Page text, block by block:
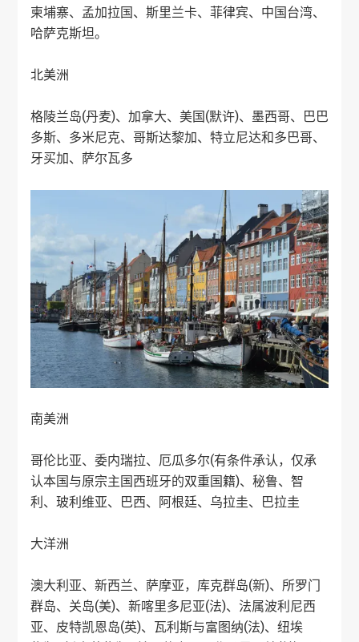
柬埔寨、孟加拉国、斯里兰卡、菲律宾、中国台湾、
哈萨克斯坦。
北美洲
格陵兰岛(丹麦)、加拿大、美国(默许)、墨西哥、巴巴
多斯、 多米尼克、哥斯达黎加、特立尼达和多巴哥、
牙买加、萨尔瓦多
南美洲
哥伦比亚、委内瑞拉、厄瓜多尔(有条件承认，仅承
认本国与原宗主国西班牙的双重国籍)、秘鲁、智
利、玻利维亚、巴西、阿根廷、乌拉圭、巴拉圭
大洋洲
澳大利亚、新西兰、萨摩亚，库克群岛(新)、所罗门
群岛、关岛(美)、新喀里多尼亚(法)、法属波利尼西
亚、皮特凯恩岛(英)、瓦利斯与富图纳(法)、纽埃